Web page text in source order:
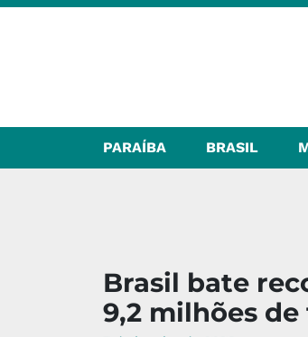
PARAÍBA BRASIL
Brasil bate
9,2 milhões